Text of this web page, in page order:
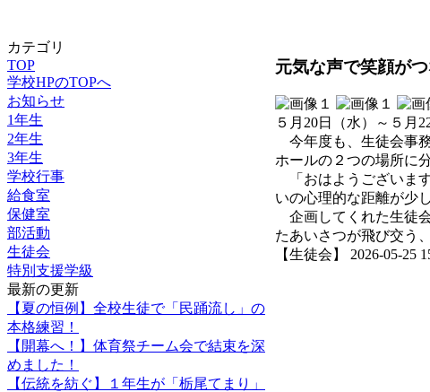
カテゴリ
TOP
学校HPのTOPへ
お知らせ
1年生
2年生
3年生
学校行事
給食室
保健室
部活動
生徒会
特別支援学級
最新の更新
【夏の恒例】全校生徒で「民踊流し」の
本格練習！
【開幕へ！】体育祭チーム会で結束を深
めました！
【伝統を紡ぐ】１年生が「栃尾てまり」
元気な声で笑顔が
５月20日（水）～５月
今年度も、生徒会事
ホールの２つの場所に
「おはようございま
いの心理的な距離が少
企画してくれた生徒
たあいさつが飛び交う
【生徒会】 2026-05-25